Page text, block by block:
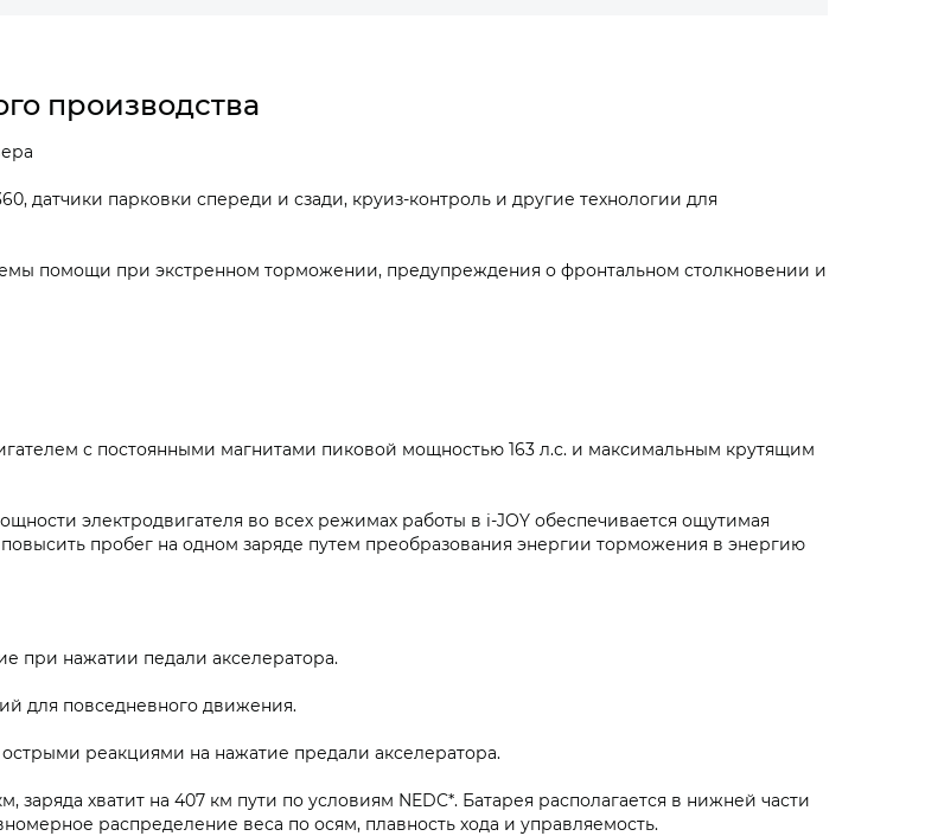
производства
датчики парковки спереди и сзади, круиз-контроль и другие технологии для
помощи при экстренном торможении, предупреждения о фронтальном столкновении и
с постоянными магнитами пиковой мощностью 163 л.с. и максимальным крутящим
электродвигателя во всех режимах работы в i‑JOY обеспечивается ощутимая
пробег на одном заряде путем преобразования энергии торможения в энергию
при нажатии педали акселератора.
для повседневного движения.
реакциями на нажатие предали акселератора.
заряда хватит на 407 км пути по условиям NEDC*. Батарея располагается в нижней части
распределение веса по осям, плавность хода и управляемость.